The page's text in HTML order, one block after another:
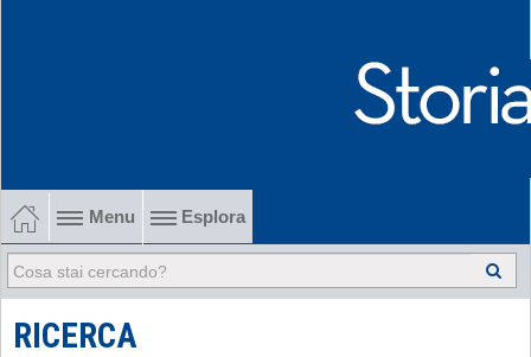
Menu Esplora
1902-1915 Gli esordi
1915-1945 Tra le due guerre
RICERCA